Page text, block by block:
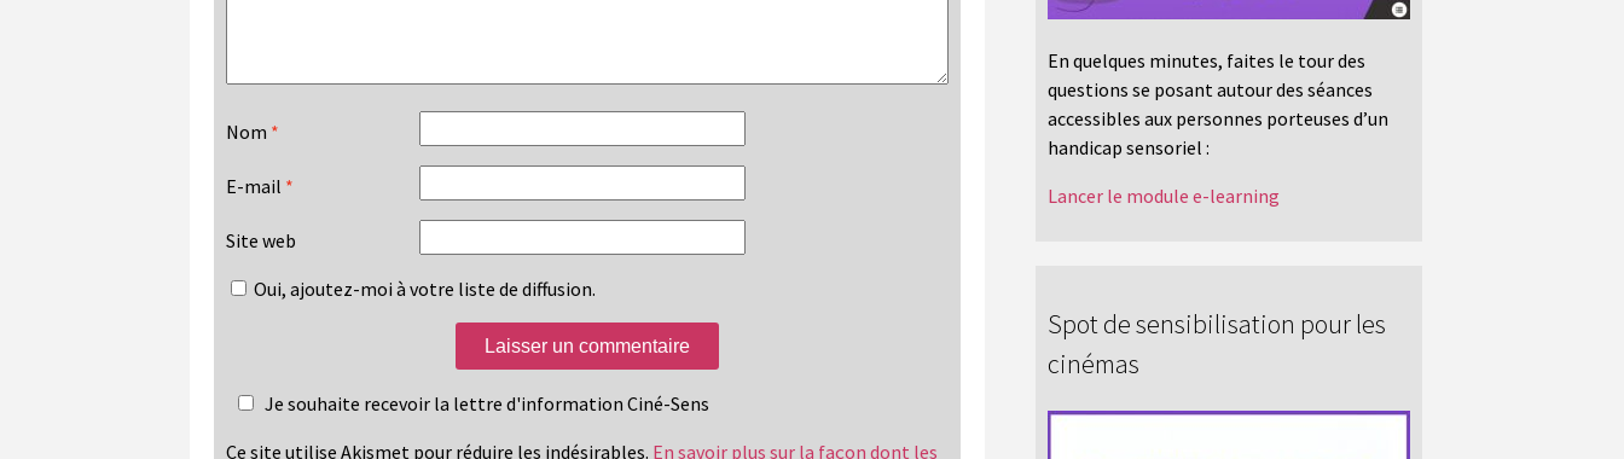
Nom *
E-mail *
Site web
Oui, ajoutez-moi à votre liste de diffusion.
Je souhaite recevoir la lettre d'information Ciné-Sens
Ce site utilise Akismet pour réduire les indésirables. En savoir plus sur la façon dont les
En quelques minutes, faites le tour des
questions se posant autour des séances
accessibles aux personnes porteuses d’un
handicap sensoriel :
Lancer le module e-learning
Spot de sensibilisation pour les
cinémas